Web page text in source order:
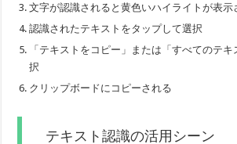
文字が認識されると黄色いハイライトが表示
認識されたテキストをタップして選択
「テキストをコピー」または「すべてのテ
択
クリップボードにコピーされる
テキスト認識の活用シーン